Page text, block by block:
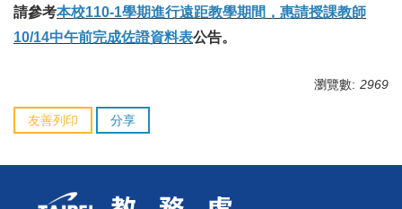
請參考本校110-1學期進行遠距教學期間，惠請授課教師
10/14中午前完成佐證資料表公告。
瀏覽數: 2969
友善列印 分享